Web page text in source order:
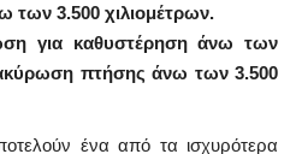
των 3.500 χιλιομέτρων.
για καθυστέρηση άνω των
πτήσης άνω των 3.500
ένα από τα ισχυρότερα